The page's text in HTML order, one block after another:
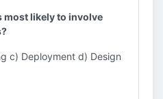
most likely to involve
c) Deployment d) Design